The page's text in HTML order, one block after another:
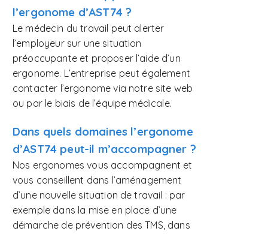
l’ergonome d’AST74 ?
Le médecin du travail peut alerter
l’employeur sur une situation
préoccupante et proposer l’aide d’un
ergonome. L’entreprise peut également
contacter l’ergonome via notre site web
ou par le biais de l’équipe médicale.
Dans quels domaines l’ergonome
d’AST74 peut-il m’accompagner ?
Nos ergonomes vous accompagnent et
vous conseillent dans l’aménagement
d’une nouvelle situation de travail : par
exemple dans la mise en place d’une
démarche de prévention des TMS, dans